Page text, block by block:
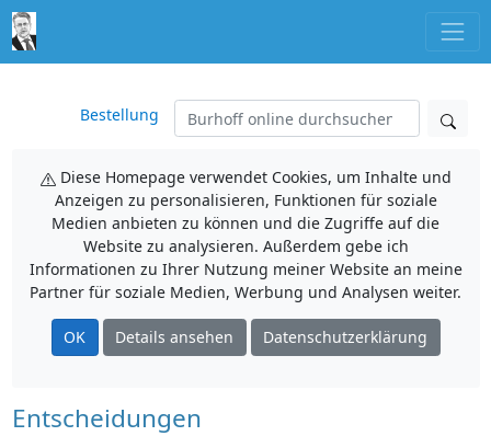
Bestellung
Diese Homepage verwendet Cookies, um Inhalte und
Anzeigen zu personalisieren, Funktionen für soziale
Medien anbieten zu können und die Zugriffe auf die
Website zu analysieren. Außerdem gebe ich
Informationen zu Ihrer Nutzung meiner Website an meine
Partner für soziale Medien, Werbung und Analysen weiter.
OK Details ansehen Datenschutzerklärung
Entscheidungen